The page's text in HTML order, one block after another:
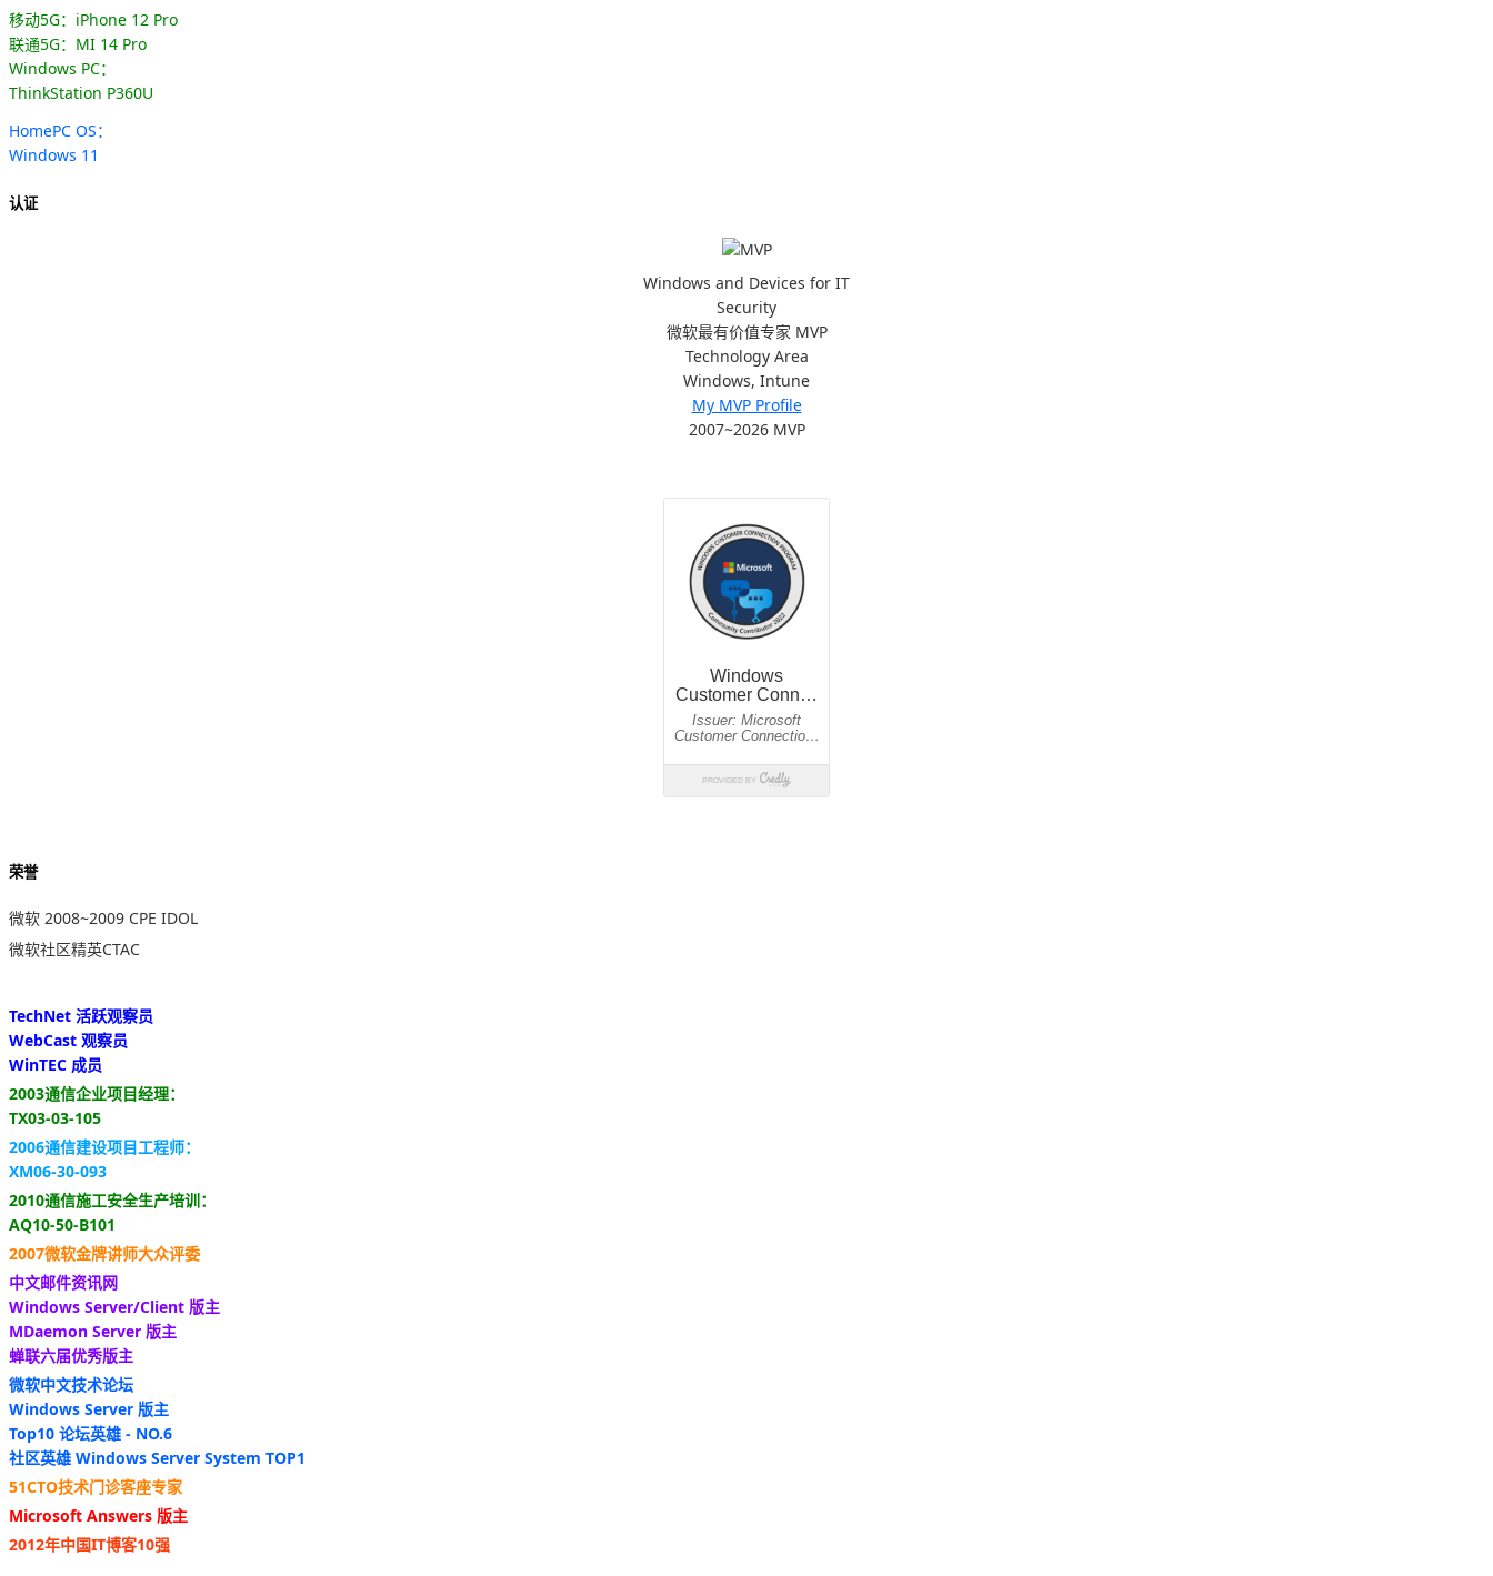
移动5G：iPhone 12 Pro
联通5G：MI 14 Pro
Windows PC：
ThinkStation P360U
HomePC OS：
Windows 11
认证
Windows and Devices for IT
Security
微软最有价值专家 MVP
Technology Area
Windows, Intune
My MVP Profile
2007~2026 MVP
荣誉
微软 2008~2009 CPE IDOL
微软社区精英CTAC
TechNet 活跃观察员
WebCast 观察员
WinTEC 成员
2003通信企业项目经理：
TX03-03-105
2006通信建设项目工程师：
XM06-30-093
2010通信施工安全生产培训：
AQ10-50-B101
2007微软金牌讲师大众评委
中文邮件资讯网
Windows Server/Client 版主
MDaemon Server 版主
蝉联六届优秀版主
微软中文技术论坛
Windows Server 版主
Top10 论坛英雄 - NO.6
社区英雄 Windows Server System TOP1
51CTO技术门诊客座专家
Microsoft Answers 版主
2012年中国IT博客10强